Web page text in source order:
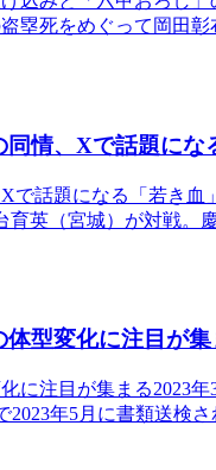
塁死をめぐって岡田
情、Xで話題に
で話題になる「若き
英（宮城）が対戦。
型変化に注目が集
に注目が集まる2023
年5月に書類送検